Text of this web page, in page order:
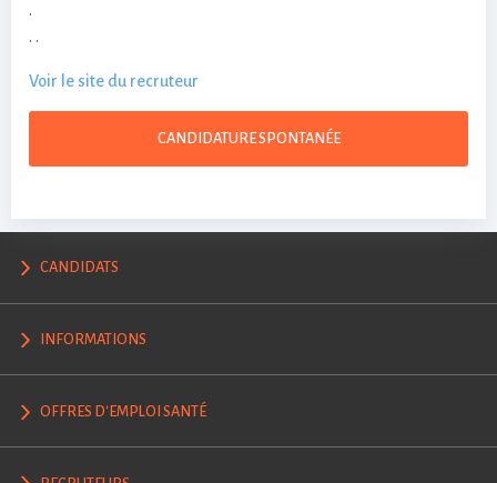
.
. .
Voir le site du recruteur
CANDIDATS
INFORMATIONS
OFFRES D'EMPLOI SANTÉ